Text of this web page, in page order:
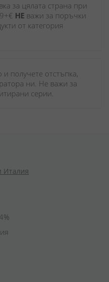
за цялата страна при
НЕ важи за поръчки
от категория
и получете отстъпка,
ни. Не важи за
серии.
Италия